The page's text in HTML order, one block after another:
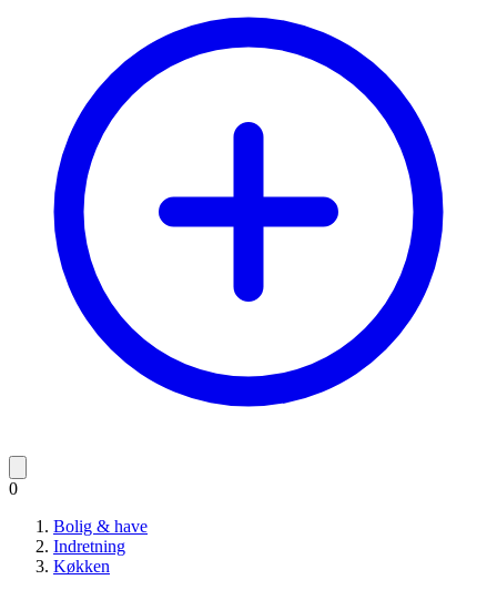
0
Bolig & have
Indretning
Køkken